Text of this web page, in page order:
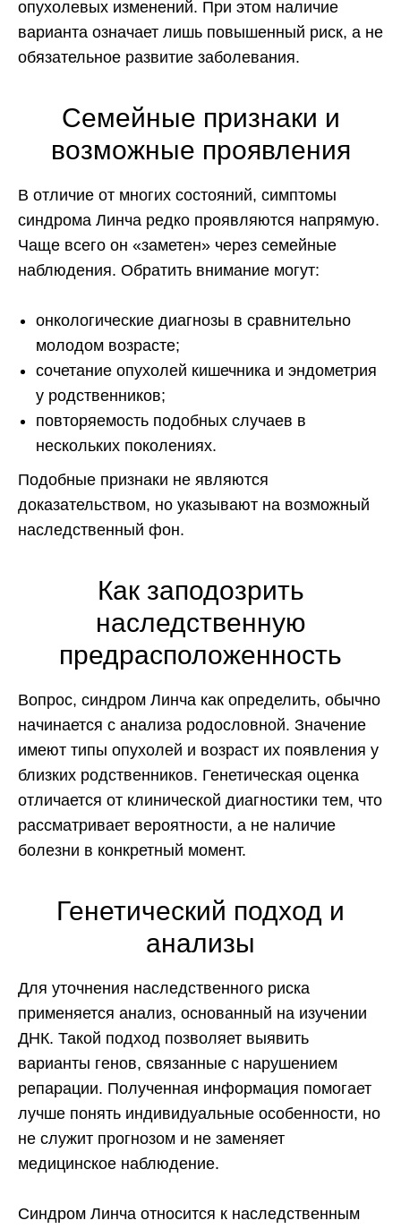
опухолевых изменений. При этом наличие
варианта означает лишь повышенный риск, а не
обязательное развитие заболевания.
Семейные признаки и
возможные проявления
В отличие от многих состояний, симптомы
синдрома Линча редко проявляются напрямую.
Чаще всего он «заметен» через семейные
наблюдения. Обратить внимание могут:
онкологические диагнозы в сравнительно
молодом возрасте;
сочетание опухолей кишечника и эндометрия
у родственников;
повторяемость подобных случаев в
нескольких поколениях.
Подобные признаки не являются
доказательством, но указывают на возможный
наследственный фон.
Как заподозрить
наследственную
предрасположенность
Вопрос, синдром Линча как определить, обычно
начинается с анализа родословной. Значение
имеют типы опухолей и возраст их появления у
близких родственников. Генетическая оценка
отличается от клинической диагностики тем, что
рассматривает вероятности, а не наличие
болезни в конкретный момент.
Генетический подход и
анализы
Для уточнения наследственного риска
применяется анализ, основанный на изучении
ДНК. Такой подход позволяет выявить
варианты генов, связанные с нарушением
репарации. Полученная информация помогает
лучше понять индивидуальные особенности, но
не служит прогнозом и не заменяет
медицинское наблюдение.
Синдром Линча относится к наследственным